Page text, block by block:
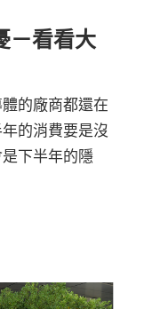
－看看大
的廠商都還在
的消費要是沒
下半年的隱